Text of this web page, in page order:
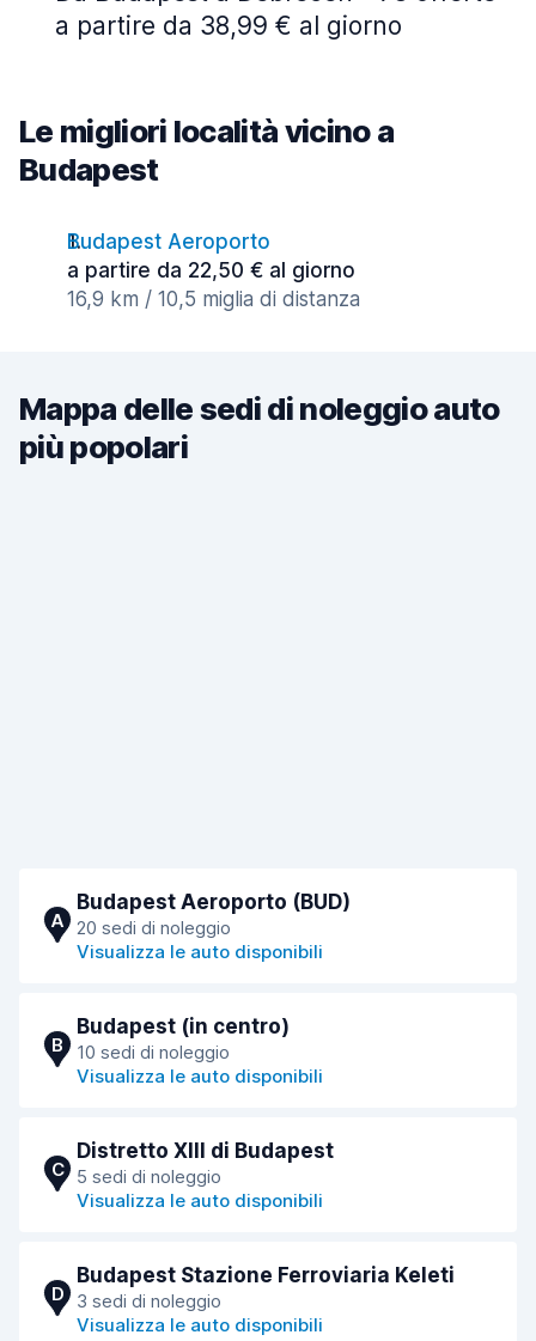
a partire da 38,99 € al giorno
Le migliori località vicino a
Budapest
Budapest Aeroporto
a partire da 22,50 € al giorno
16,9 km / 10,5 miglia di distanza
Mappa delle sedi di noleggio auto
più popolari
A
Budapest Aeroporto (BUD)
20 sedi di noleggio
Visualizza le auto disponibili
B
Budapest (in centro)
10 sedi di noleggio
Visualizza le auto disponibili
C
Distretto XIII di Budapest
5 sedi di noleggio
Visualizza le auto disponibili
D
Budapest Stazione Ferroviaria Keleti
3 sedi di noleggio
Visualizza le auto disponibili